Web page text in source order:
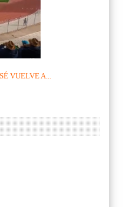
VUELVE A...